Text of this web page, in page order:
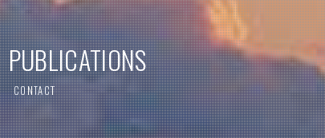
PUBLICATIONS
CONTACT